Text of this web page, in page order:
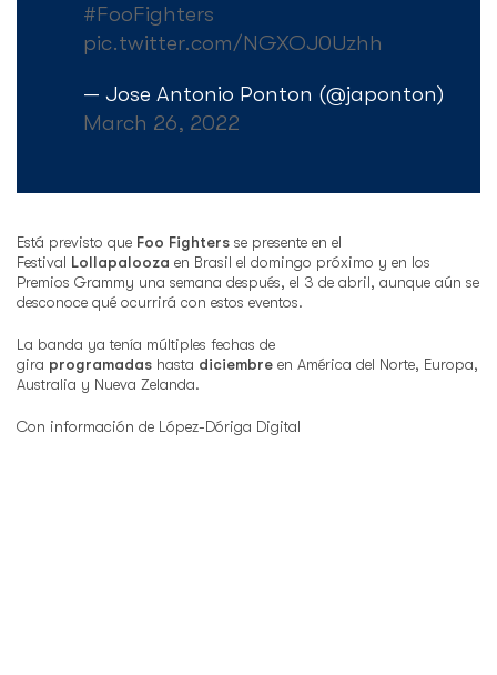
#FooFighters
pic.twitter.com/NGXOJ0Uzhh
— Jose Antonio Ponton (@japonton)
March 26, 2022
Está previsto que Foo Fighters se presente en el
Festival Lollapalooza en Brasil el domingo próximo y en los
Premios Grammy una semana después, el 3 de abril, aunque aún se
desconoce qué ocurrirá con estos eventos.
La banda ya tenía múltiples fechas de
gira programadas hasta diciembre en América del Norte, Europa,
Australia y Nueva Zelanda.
Con información de López-Dóriga Digital